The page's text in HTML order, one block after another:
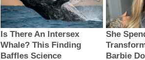
Is There An Intersex
Whale? This Finding
Baffles Science
She
Barbie